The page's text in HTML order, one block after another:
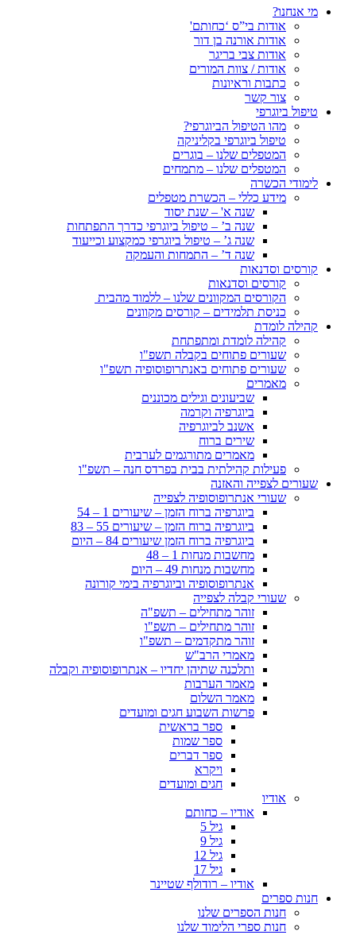
מי אנחנו?
אודות בי”ס ‘כחותם'
אודות אורנה בן דור
אודות צבי בריגר
אודות / צוות המורים
כתבות וראיונות
צור קשר
טיפול ביוגרפי
מהו הטיפול הביוגרפי?
טיפול ביוגרפי בקליניקה
המטפלים שלנו – בוגרים
המטפלים שלנו – מתמחים
לימודי הכשרה
מידע כללי – הכשרת מטפלים
שנה א' – שנת יסוד
שנה ב’ – טיפול ביוגרפי כדרך התפתחות
שנה ג’ – טיפול ביוגרפי כמקצוע וכייעוד
שנה ד’ – התמחות והעמקה
קורסים וסדנאות
קורסים וסדנאות
הקורסים המקוונים שלנו – ללמוד מהבית
כניסת תלמידים – קורסים מקוונים
קהילה לומדת
קהילה לומדת ומתפתחת
שעורים פתוחים בקבלה תשפ"ו
שעורים פתוחים באנתרופוסופיה תשפ"ו
מאמרים
שביעונים וגילים מכוננים
ביוגרפיה וקרמה
אשנב לביוגרפיה
שירים ברוח
מאמרים מתורגמים לערבית
פעילות קהילתית בבית בפרדס חנה – תשפ"ו
שעורים לצפייה והאזנה
שעורי אנתרופוסופיה לצפייה
ביוגרפיה ברוח הזמן – שיעורים 1 – 54
ביוגרפיה ברוח הזמן – שיעורים 55 – 83
ביוגרפיה ברוח הזמן שיעורים 84 – היום
מחשבות מנחות 1 – 48
מחשבות מנחות 49 – היום
אנתרופוסופיה וביוגרפיה בימי קורונה
שעורי קבלה לצפייה
זוהר מתחילים – תשפ"ה
זוהר מתחילים – תשפ"ו
זוהר מתקדמים – תשפ"ו
מאמרי הרב"ש
ותלכנה שתיהן יחדיו – אנתרופוסופיה וקבלה
מאמר הערבות
מאמר השלום
פרשות השבוע חגים ומועדים
ספר בראשית
ספר שמות
ספר דברים
ויקרא
חגים ומועדים
אודיו
אודיו – כחותם
גיל 5
גיל 9
גיל 12
גיל 17
אודיו – רודולף שטיינר
חנות ספרים
חנות הספרים שלנו
חנות ספרי הלימוד שלנו